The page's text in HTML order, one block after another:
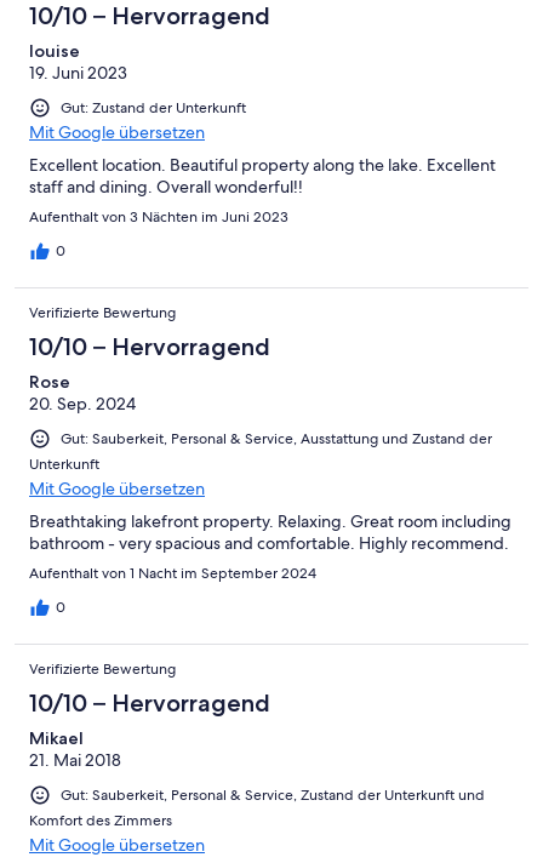
10/10 – Hervorragend
louise
19. Juni 2023
Gut: Zustand der Unterkunft
Mit Google übersetzen
Excellent location. Beautiful property along the lake. Excellent
staff and dining. Overall wonderful!!
Aufenthalt von 3 Nächten im Juni 2023
0
Verifizierte Bewertung
10/10 – Hervorragend
Rose
20. Sep. 2024
Gut: Sauberkeit, Personal & Service, Ausstattung und Zustand der
Unterkunft
Mit Google übersetzen
Breathtaking lakefront property. Relaxing. Great room including
bathroom - very spacious and comfortable. Highly recommend.
Aufenthalt von 1 Nacht im September 2024
0
Verifizierte Bewertung
10/10 – Hervorragend
Mikael
21. Mai 2018
Gut: Sauberkeit, Personal & Service, Zustand der Unterkunft und
Komfort des Zimmers
Mit Google übersetzen